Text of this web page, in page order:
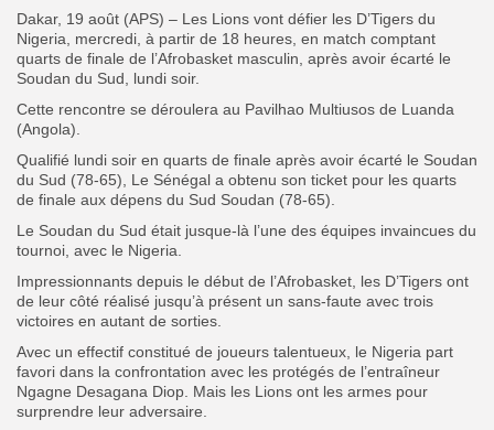
FR
Dakar, 19 août (APS) – Les Lions vont défier les D’Tigers du
Nigeria, mercredi, à partir de 18 heures, en match comptant
quarts de finale de l’Afrobasket masculin, après avoir écarté le
Soudan du Sud, lundi soir.
Cette rencontre se déroulera au Pavilhao Multiusos de Luanda
(Angola).
Qualifié lundi soir en quarts de finale après avoir écarté le Soudan
du Sud (78-65), Le Sénégal a obtenu son ticket pour les quarts
de finale aux dépens du Sud Soudan (78-65).
Le Soudan du Sud était jusque-là l’une des équipes invaincues du
tournoi, avec le Nigeria.
Impressionnants depuis le début de l’Afrobasket, les D’Tigers ont
de leur côté réalisé jusqu’à présent un sans-faute avec trois
victoires en autant de sorties.
Avec un effectif constitué de joueurs talentueux, le Nigeria part
favori dans la confrontation avec les protégés de l’entraîneur
Ngagne Desagana Diop. Mais les Lions ont les armes pour
surprendre leur adversaire.